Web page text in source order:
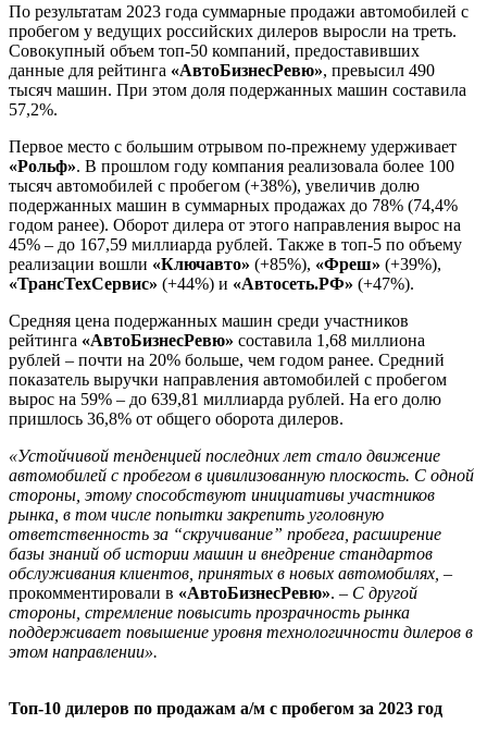
По результатам 2023 года суммарные продажи автомобилей с
пробегом у ведущих российских дилеров выросли на треть.
Совокупный объем топ-50 компаний, предоставивших
данные для рейтинга «АвтоБизнесРевю», превысил 490
тысяч машин. При этом доля подержанных машин составила
57,2%.
Первое место с большим отрывом по-прежнему удерживает
«Рольф». В прошлом году компания реализовала более 100
тысяч автомобилей с пробегом (+38%), увеличив долю
подержанных машин в суммарных продажах до 78% (74,4%
годом ранее). Оборот дилера от этого направления вырос на
45% – до 167,59 миллиарда рублей. Также в топ-5 по объему
реализации вошли «Ключавто» (+85%), «Фреш» (+39%),
«ТрансТехСервис» (+44%) и «Автосеть.РФ» (+47%).
Средняя цена подержанных машин среди участников
рейтинга «АвтоБизнесРевю» составила 1,68 миллиона
рублей – почти на 20% больше, чем годом ранее. Средний
показатель выручки направления автомобилей с пробегом
вырос на 59% – до 639,81 миллиарда рублей. На его долю
пришлось 36,8% от общего оборота дилеров.
«Устойчивой тенденцией последних лет стало движение
автомобилей с пробегом в цивилизованную плоскость. С одной
стороны, этому способствуют инициативы участников
рынка, в том числе попытки закрепить уголовную
ответственность за “скручивание” пробега, расширение
базы знаний об истории машин и внедрение стандартов
обслуживания клиентов, принятых в новых автомобилях, –
прокомментировали в «АвтоБизнесРевю». – С другой
стороны, стремление повысить прозрачность рынка
поддерживает повышение уровня технологичности дилеров в
этом направлении».
Топ-10 дилеров по продажам а/м с пробегом за 2023 год